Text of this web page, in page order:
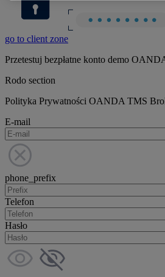
go to client zone
Przetestuj bezpłatne konto demo
Rodo section
Polityka Prywatności OANDA TMS
E-mail
phone_prefix
Telefon
Hasło